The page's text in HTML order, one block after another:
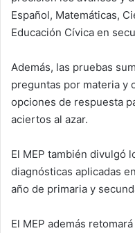
Español, Matemáticas,
Educación Cívica en
Además, las pruebas
preguntas por materia y
opciones de respuesta
aciertos al azar.
El MEP también divulgó
diagnósticas aplicadas
año de primaria y
El MEP además